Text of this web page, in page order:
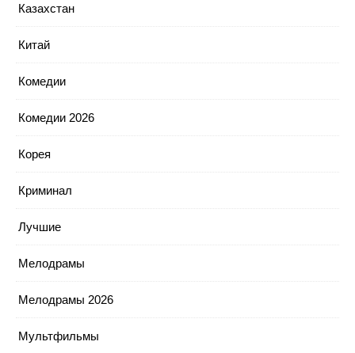
Казахстан
Китай
Комедии
Комедии 2026
Корея
Криминал
Лучшие
Мелодрамы
Мелодрамы 2026
Мультфильмы